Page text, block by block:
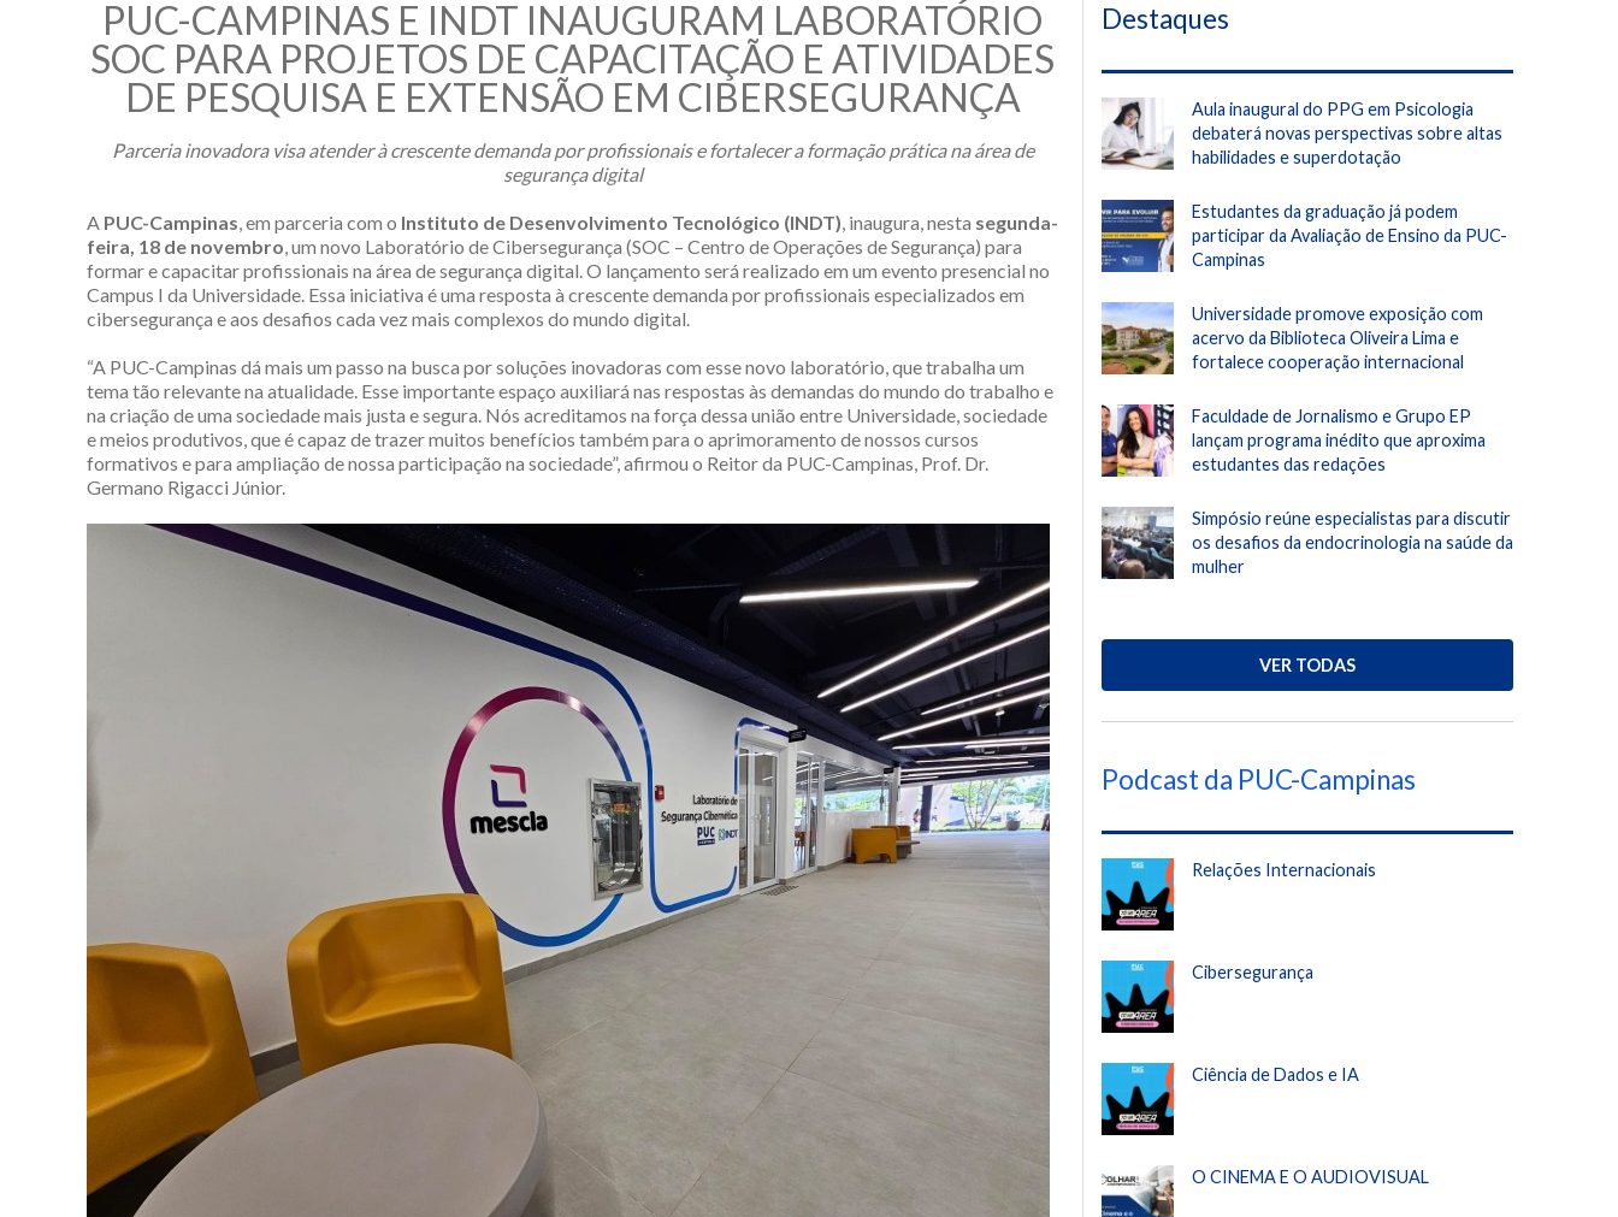
PUC-CAMPINAS E INDT INAUGURAM LABORATÓRIO
SOC PARA PROJETOS DE CAPACITAÇÃO E ATIVIDADES
DE PESQUISA E EXTENSÃO EM CIBERSEGURANÇA
Parceria inovadora visa atender à crescente demanda por profissionais e fortalecer a formação prática na área de
segurança digital
A PUC-Campinas , em parceria com o Instituto de Desenvolvimento Tecnológico (INDT) , inaugura, nesta segunda-
feira, 18 de novembro , um novo Laboratório de Cibersegurança (SOC – Centro de Operações de Segurança) para
formar e capacitar profissionais na área de segurança digital. O lançamento será realizado em um evento presencial no
Campus I da Universidade. Essa iniciativa é uma resposta à crescente demanda por profissionais especializados em
cibersegurança e aos desafios cada vez mais complexos do mundo digital.
“A PUC-Campinas dá mais um passo na busca por soluções inovadoras com esse novo laboratório, que trabalha um
tema tão relevante na atualidade. Esse importante espaço auxiliará nas respostas às demandas do mundo do trabalho e
na criação de uma sociedade mais justa e segura. Nós acreditamos na força dessa união entre Universidade, sociedade
e meios produtivos, que é capaz de trazer muitos benefícios também para o aprimoramento de nossos cursos
formativos e para ampliação de nossa participação na sociedade”, afirmou o Reitor da PUC-Campinas, Prof. Dr.
Germano Rigacci Júnior.
Destaques
Aula inaugural do PPG em Psicologia
debaterá novas perspectivas sobre altas
habilidades e superdotação
Estudantes da graduação já podem
participar da Avaliação de Ensino da PUC-
Campinas
Universidade promove exposição com
acervo da Biblioteca Oliveira Lima e
fortalece cooperação internacional
Faculdade de Jornalismo e Grupo EP
lançam programa inédito que aproxima
estudantes das redações
Simpósio reúne especialistas para discutir
os desafios da endocrinologia na saúde da
mulher
VER TODAS
Podcast da PUC-Campinas
Relações Internacionais
Cibersegurança
Ciência de Dados e IA
O CINEMA E O AUDIOVISUAL